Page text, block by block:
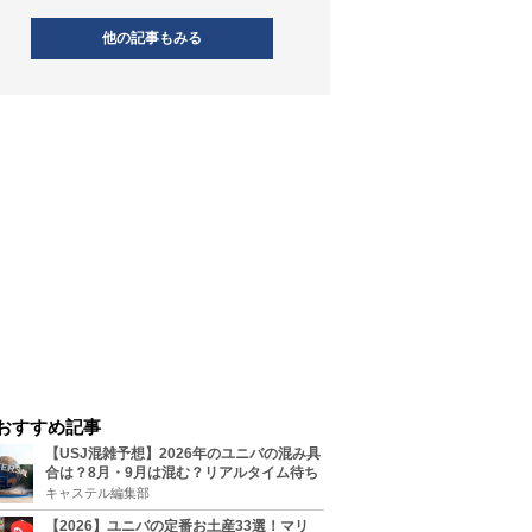
他の記事もみる
すすめ記事
【USJ混雑予想】2026年のユニバの混み具
合は？8月・9月は混む？リアルタイム待ち
時間アプリも
キャステル編集部
【2026】ユニバの定番お土産33選！マリ